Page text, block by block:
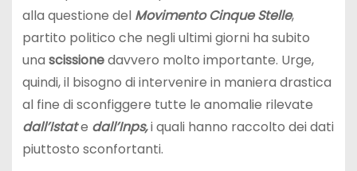
alla questione del Movimento Cinque Stelle,
partito politico che negli ultimi giorni ha subito
una scissionedavvero molto importante. Urge,
quindi, il bisogno di intervenire in maniera drastica
al fine di sconfiggere tutte le anomalie rilevate
dall’Istate dall’Inps,i quali hanno raccolto dei dati
piuttosto sconfortanti.